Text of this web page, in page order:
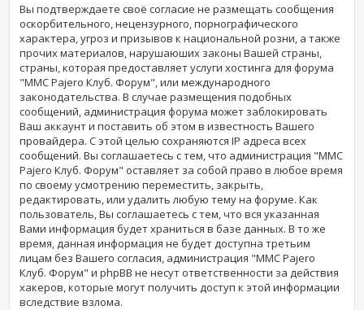
Вы подтверждаете своё согласие не размещать сообщения
оскорбительного, нецензурного, порнографического
характера, угроз и призывов к национальной розни, а также
прочих материалов, нарушаюших законы Вашей страны,
страны, которая предоставляет услуги хостинга для форума
"MMC Pajero Клуб. Форум", или международного
законодательства. В случае размещения подобных
сообщений, администрация форума может заблокировать
Ваш аккаунт и поставить об этом в известность Вашего
провайдера. С этой целью сохраняются IP адреса всех
сообщений. Вы соглашаетесь с тем, что администрация "MMC
Pajero Клуб. Форум" оставляет за собой право в любое время
по своему усмотрению переместить, закрыть,
редактировать, или удалить любую тему на форуме. Как
пользователь, Вы соглашаетесь с тем, что вся указанная
Вами информация будет храниться в базе данных. В то же
время, данная информация не будет доступна третьим
лицам без Вашего согласия, администрация "MMC Pajero
Клуб. Форум" и phpBB не несут ответственности за действия
хакеров, которые могут получить доступ к этой информации
вследствие взлома.